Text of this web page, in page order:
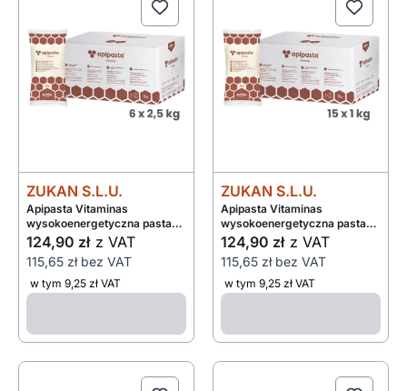
ZUKAN S.L.U.
Apipasta Vitaminas
wysokoenergetyczna pasta
dla pszczół z witaminami i
aminokwasami 6x2,5kg
124,90 zł z VAT
115,65 zł bez VAT
w tym 9,25 zł VAT
ZUKAN S.L.U.
Apipasta Vitaminas
wysokoenergetyczna pasta
dla pszczół z witaminami i
aminokwasami 15x1kg
124,90 zł z VAT
115,65 zł bez VAT
w tym 9,25 zł VAT